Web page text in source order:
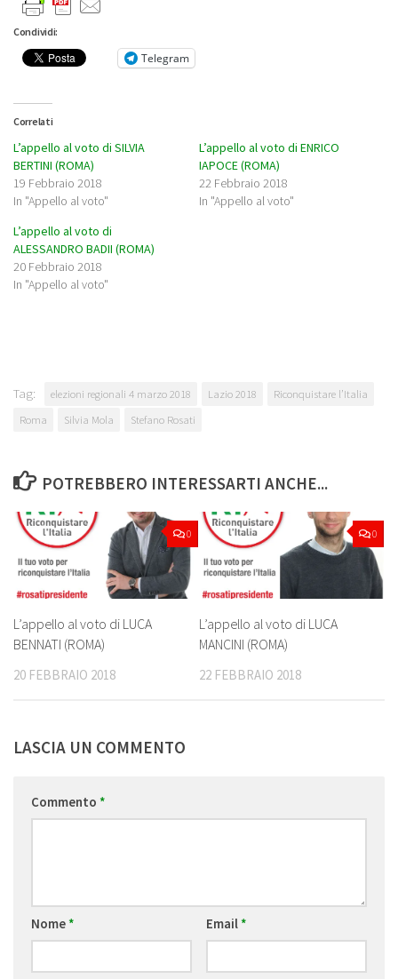
Condividi:
Telegram
Correlati
L’appello al voto di SILVIA
BERTINI (ROMA)
19 Febbraio 2018
In "Appello al voto"
L’appello al voto di ENRICO
IAPOCE (ROMA)
22 Febbraio 2018
In "Appello al voto"
L’appello al voto di
ALESSANDRO BADII (ROMA)
20 Febbraio 2018
In "Appello al voto"
Tag: elezioni regionali 4 marzo 2018 Lazio 2018
Riconquistare l’Italia
Roma
Silvia Mola Stefano Rosati
POTREBBERO INTERESSARTI ANCHE...
0
L’appello al voto di LUCA
BENNATI (ROMA)
20 FEBBRAIO 2018
0
L’appello al voto di LUCA
MANCINI (ROMA)
22 FEBBRAIO 2018
LASCIA UN COMMENTO
Commento *
Nome* Email*